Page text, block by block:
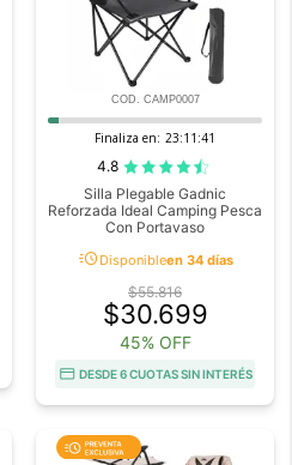
COD. CAMP0007
Finaliza en: 23:11:41
4.8
Silla Plegable Gadnic
Reforzada Ideal Camping Pesca
Con Portavaso
acuteDisponibleen 34 días
$55.816
$30.699
45% OFF
DESDE 6 CUOTAS SIN INTERÉS